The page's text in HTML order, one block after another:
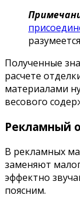
Полученные
расчете
материалами
весового
Рекламный
В рекламных
заменяют
эффектно
поясним.